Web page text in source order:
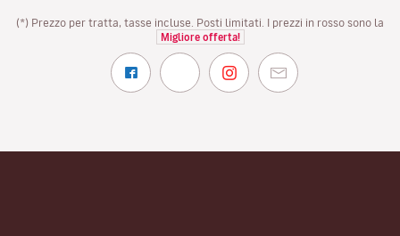
(*) Prezzo per tratta, tasse incluse. Posti limitati. I prezzi in rosso sono la
Migliore offerta!